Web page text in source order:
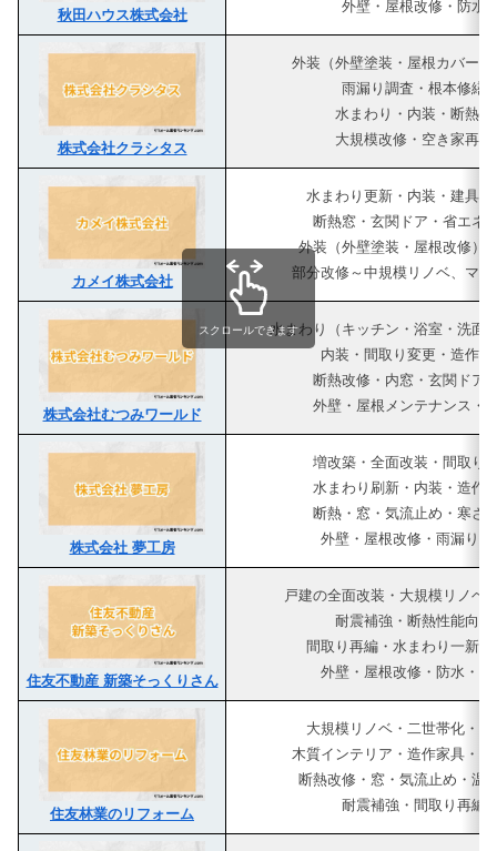
秋田ハウス株式会社
外壁・屋根改修・防水
株式会社クラシタス
外装（外壁塗装・屋根カバー・
雨漏り調査・根本修繕
水まわり・内装・断熱窓
大規模改修・空き家再生
カメイ株式会社
水まわり更新・内装・建具・
断熱窓・玄関ドア・省エネ
外装（外壁塗装・屋根改修）
部分改修～中規模リノベ、マン
株式会社むつみワールド
水まわり（キッチン・浴室・洗面
内装・間取り変更・造作家
断熱改修・内窓・玄関ドア
外壁・屋根メンテナンス・
株式会社 夢工房
増改築・全面改装・間取り
水まわり刷新・内装・造作
断熱・窓・気流止め・寒さ
外壁・屋根改修・雨漏り補
住友不動産 新築そっくりさん
戸建の全面改装・大規模リノベ
耐震補強・断熱性能向上
間取り再編・水まわり一新・
外壁・屋根改修・防水・外
住友林業のリフォーム
大規模リノベ・二世帯化・増
木質インテリア・造作家具・内
断熱改修・窓・気流止め・温
耐震補強・間取り再編
スクロールできます